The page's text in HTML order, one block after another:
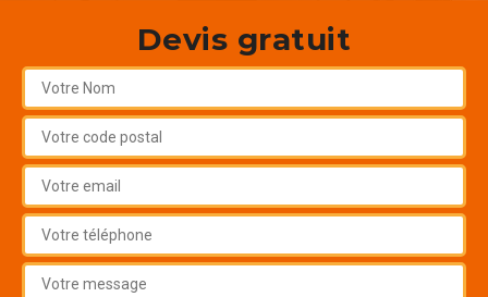
Devis gratuit